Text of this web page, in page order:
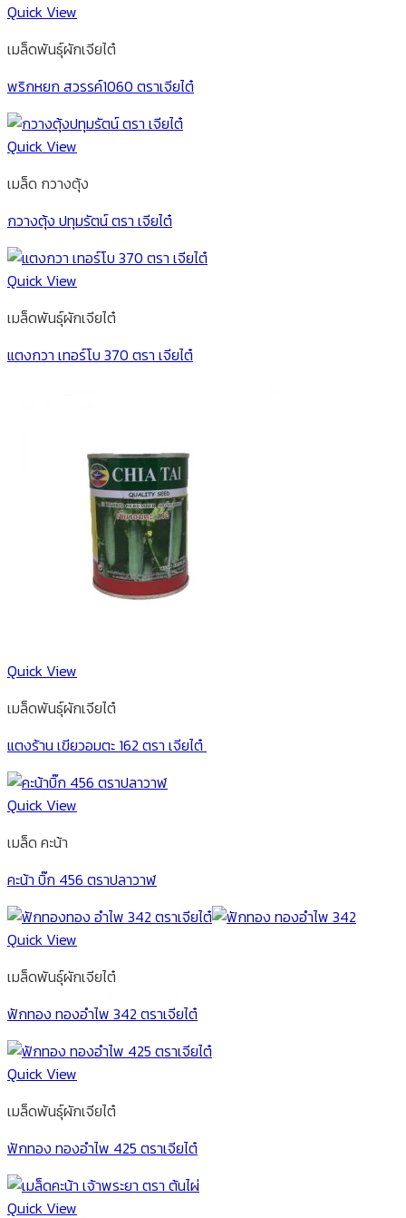
Quick View
เมล็ดพันธุ์ผักเจียไต๋
พริกหยก สวรรค์1060 ตราเจียไต๋
Quick View
เมล็ด กวางตุ้ง
กวางตุ้ง ปทุมรัตน์ ตรา เจียไต๋
Quick View
เมล็ดพันธุ์ผักเจียไต๋
แตงกวา เทอร์โบ 370 ตรา เจียไต๋
Quick View
เมล็ดพันธุ์ผักเจียไต๋
แตงร้าน เขียวอมตะ 162 ตรา เจียไต๋
Quick View
เมล็ด คะน้า
คะน้า บิ๊ก 456 ตราปลาวาฬ
Quick View
เมล็ดพันธุ์ผักเจียไต๋
ฟักทอง ทองอำไพ 342 ตราเจียไต๋
Quick View
เมล็ดพันธุ์ผักเจียไต๋
ฟักทอง ทองอำไพ 425 ตราเจียไต๋
Quick View